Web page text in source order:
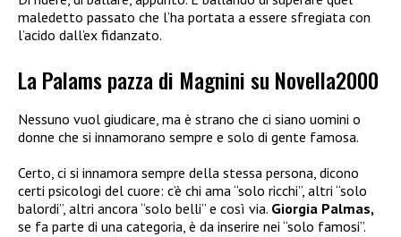
maledetto passato che l’ha portata a essere sfregiata con
l’acido dall’ex fidanzato.
La Palams pazza di Magnini su Novella2000
Nessuno vuol giudicare, ma è strano che ci siano uomini o
donne che si innamorano sempre e solo di gente famosa.
Certo, ci si innamora sempre della stessa persona, dicono
certi psicologi del cuore: c’è chi ama “solo ricchi”, altri “solo
balordi”, altri ancora “solo belli” e così via. Giorgia Palmas,
se fa parte di una categoria, è da inserire nei “solo famosi”.